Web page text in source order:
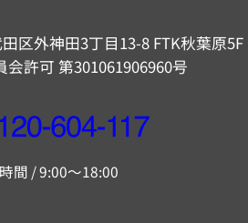
区外神田3丁目13-8 FTK秋葉原5F
会許可 第301061906960号
間 / 9:00～18:00